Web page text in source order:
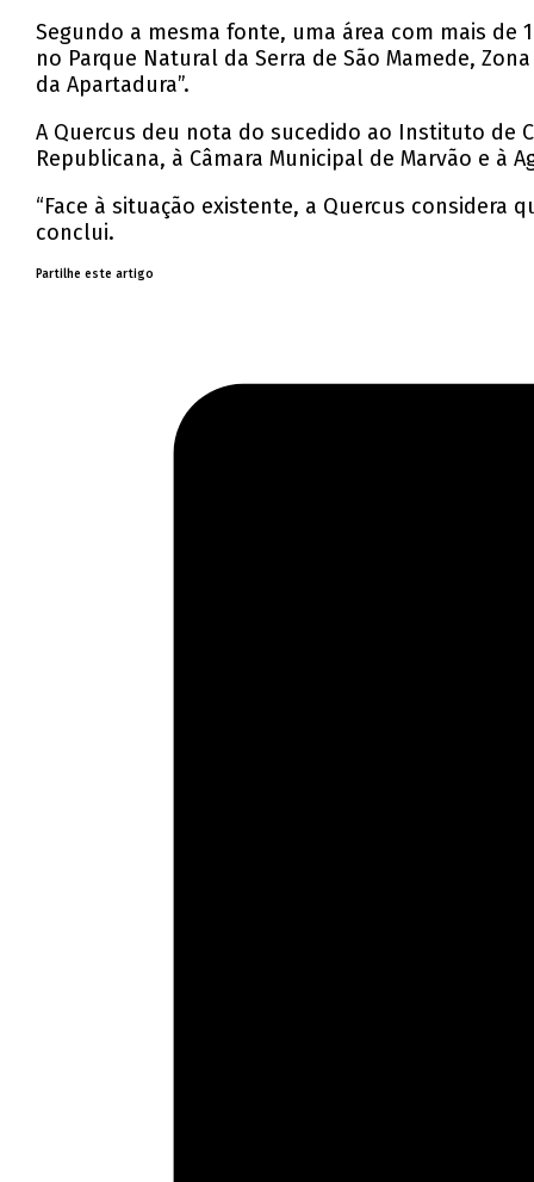
Segundo a mesma fonte, uma área com mais
no Parque Natural da Serra de São Mamede,
da Apartadura”.
A Quercus deu nota do sucedido ao Instituto de
Republicana, à Câmara Municipal de Marvão e à
“Face à situação existente, a Quercus considera
conclui.
Partilhe este artigo